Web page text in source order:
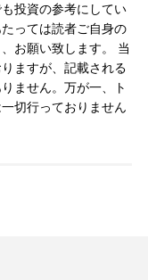
投資の参考にしてい
っては読者ご自身の
お願い致します。 当
ますが、記載される
ません。万が一、ト
切行っておりません